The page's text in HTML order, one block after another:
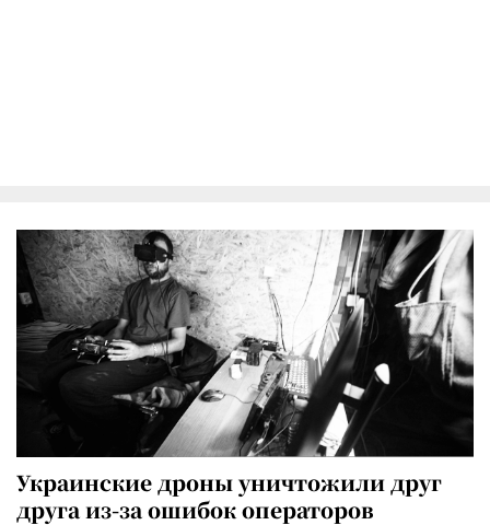
Украинские дроны уничтожили друг
друга из-за ошибок операторов